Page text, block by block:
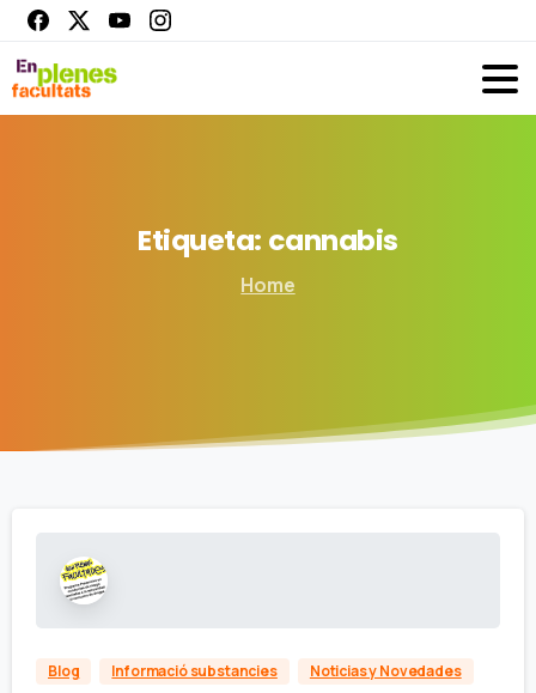
Etiqueta: cannabis
Home
Blog Informació substancies Noticias y Novedades